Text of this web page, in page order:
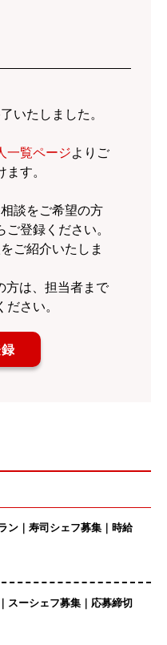
いたしました。
一覧ページよりご
す。
談をご希望の方
登録ください。
ご紹介いたしま
は、担当者まで
さい。
ン｜寿司シェフ募集｜時給
スーシェフ募集｜応募締切